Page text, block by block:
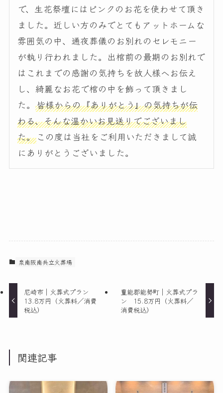
で、生花祭壇にはピンクのお花を使わせて頂き
ました。近しい方のみでとてもアットホームな
雰囲気の中、通夜葬儀のお別れのセレモニー
が執り行われました。出棺前の最期のお別れで
はこれまでの感謝の気持ちを故人様へお伝え
し、綺麗なお花で棺の中を飾って頂きまし
た。皆様からの『ありがとう』の気持ちが伝
わる、そんな温かいお見送りでございまし
た。 この度は当社をご利用いただきまして誠
にありがとうございました。
泉南阪南共立火葬場
尼崎市｜火葬式プラン
13.8万円（火葬料／消費
税込）
豊能郡能勢町｜火葬式プラ
ン 15.8万円（火葬料／
消費税込）
関連記事